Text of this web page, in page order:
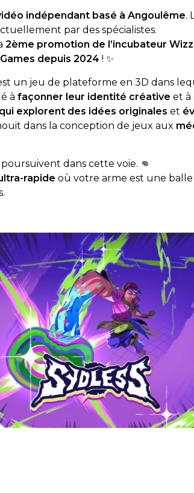
indépendant basé à Angoulême.
par des spécialistes.
2ème promotion de l’incubateur
depuis 2024 ! ✨
un jeu de plateforme en 3D dans
à façonner leur identité créative et à
explorent des idées originales et
dans la conception de jeux aux
dans cette voie. 👊
rapide où votre arme est une